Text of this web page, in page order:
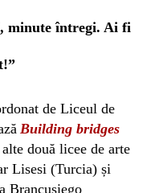
minute întregi. Ai fi
de Liceul de
Building bridges
alte două licee de arte
Lisesi (Turcia) și
Brancusiego